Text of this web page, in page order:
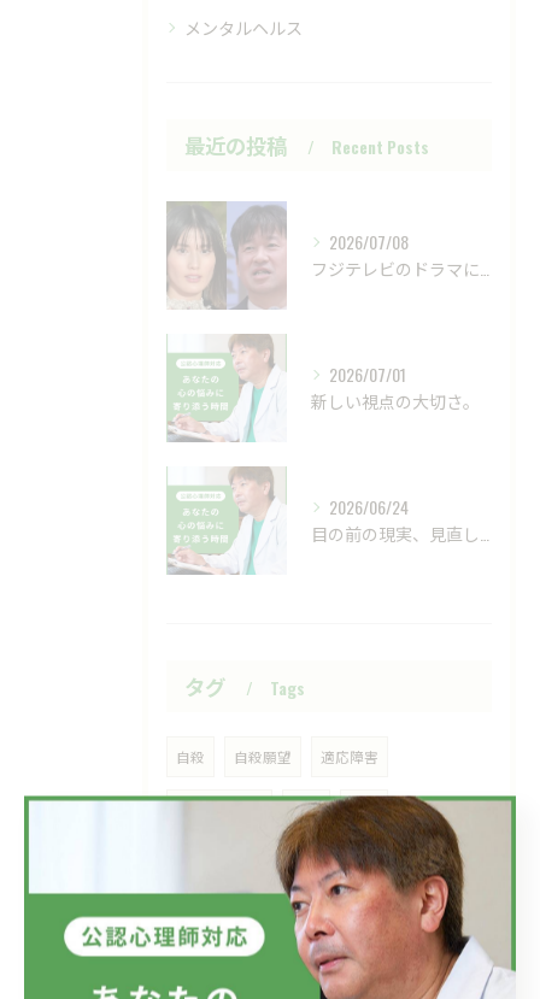
メンタルヘルス
最近の投稿 Recent Posts
2026/07/08
フジテレビのドラマにおいて、ハラスメントのニュースが話題です...
2026/07/01
新しい視点の大切さ。
2026/06/24
目の前の現実、見直してみませんか？
タグ Tags
自殺 自殺願望 適応障害
仕事 会社
ラインによるケア メンタルヘルス対策
メンタルヘルス 愛情 希死念慮
リモートカウンセリング 愛